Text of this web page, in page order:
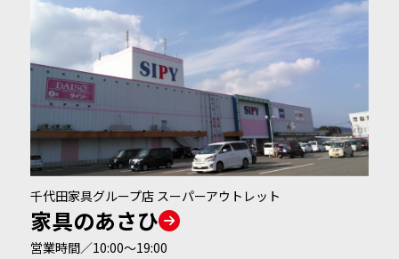
千代田家具グループ店 スーパーアウトレット
家具のあさひ
営業時間／10:00～19:00